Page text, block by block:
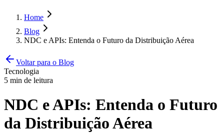
Home
Blog
NDC e APIs: Entenda o Futuro da Distribuição Aérea
Voltar para o Blog
Tecnologia
5 min de leitura
NDC e APIs: Entenda o Futuro
da Distribuição Aérea